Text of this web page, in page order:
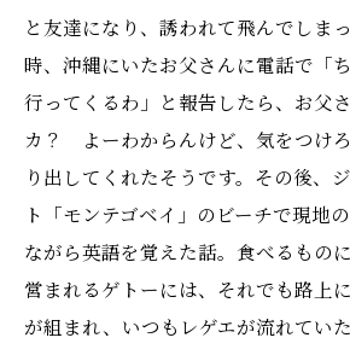
と友達になり、誘われて飛んでしま
時、沖縄にいたお父さんに電話で「
行ってくるわ」と報告したら、お父
カ？ よーわからんけど、気をつけ
り出してくれたそうです。その後、
ト「モンテゴベイ」のビーチで現地
ながら英語を覚えた話。食べるもの
営まれるゲトーには、それでも路上
が組まれ、いつもレゲエが流れてい